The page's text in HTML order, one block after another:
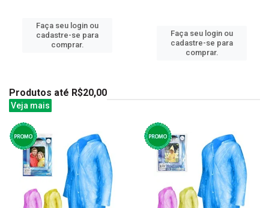
Faça seu login ou
cadastre-se para
comprar.
Faça seu login ou
cadastre-se para
comprar.
Produtos até R$20,00
Veja mais